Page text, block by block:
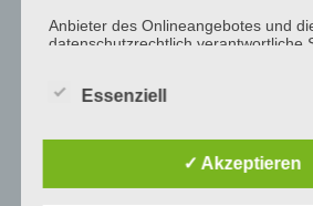
p.m.
p.m.
p.m.
Anbieter des Onlineangebotes und
datenschutzrechtlich verantwortliche
bezeichnet als "AnbieterIn", "wir"
Der Begriff "Nutzer" umfasst alle
unseres Onlineangebotes. Die
Essenziell
✓ Akzeptieren